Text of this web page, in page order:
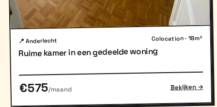
📍 Anderlecht Colocation · 18m²
Ruime kamer in een gedeelde woning
€575/maand Bekijken →